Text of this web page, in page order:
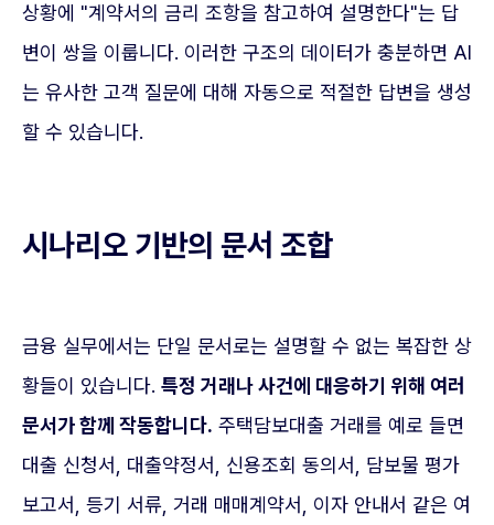
상황에 "계약서의 금리 조항을 참고하여 설명한다"는 답
변이 쌍을 이룹니다. 이러한 구조의 데이터가 충분하면 AI
는 유사한 고객 질문에 대해 자동으로 적절한 답변을 생성
할 수 있습니다.
시나리오 기반의 문서 조합
금융 실무에서는 단일 문서로는 설명할 수 없는 복잡한 상
황들이 있습니다. 특정 거래나 사건에 대응하기 위해 여러
문서가 함께 작동합니다. 주택담보대출 거래를 예로 들면
대출 신청서, 대출약정서, 신용조회 동의서, 담보물 평가
보고서, 등기 서류, 거래 매매계약서, 이자 안내서 같은 여